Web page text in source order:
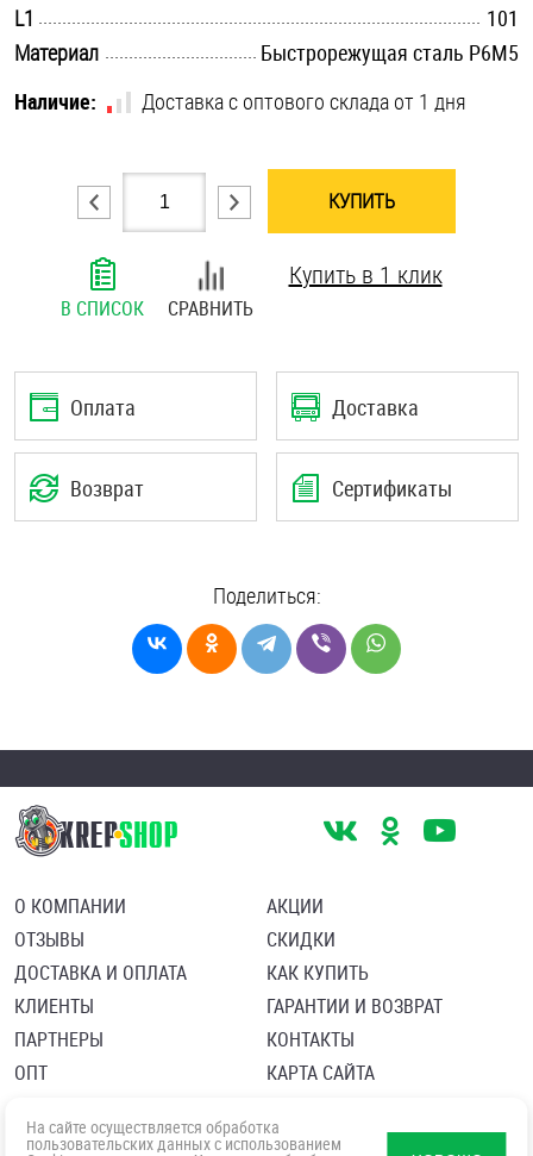
Шпильки
Шплинты
Штифты и пальцы
L1
101
Материал
Быстрорежущая сталь Р6М5
Наличие:
Доставка с оптового склада от 1 дня
КУПИТЬ
В СПИСОК СРАВНИТЬ
Купить в 1 клик
Оплата Доставка
Возврат Сертификаты
Поделиться:
О КОМПАНИИ
ОТЗЫВЫ
ДОСТАВКА И ОПЛАТА
КЛИЕНТЫ
ПАРТНЕРЫ
ОПТ
АКЦИИ
СКИДКИ
КАК КУПИТЬ
ГАРАНТИИ И ВОЗВРАТ
КОНТАКТЫ
КАРТА САЙТА
Политика в отношении обработки персональных данных
Согласие посетителя сайта на обработку персональных данны
На сайте осуществляется обработка
пользовательских данных с использованием